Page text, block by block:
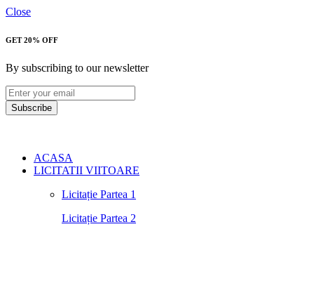
Close
GET 20% OFF
By subscribing to our newsletter
Subscribe
ACASA
LICITATII VIITOARE
Licitație Partea 1
Licitație Partea 2